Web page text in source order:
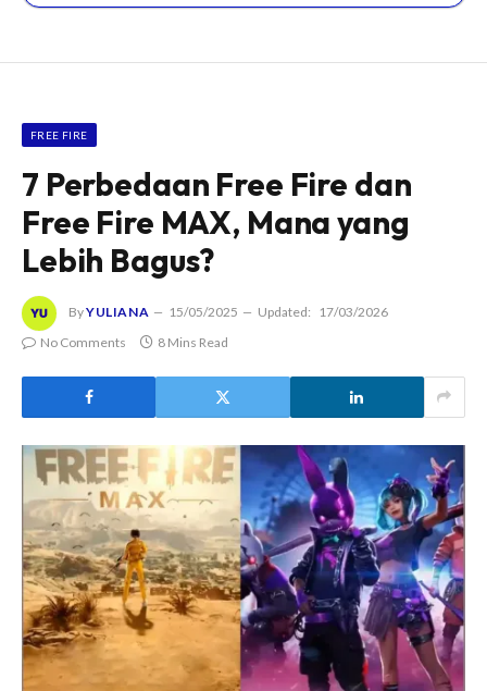
FREE FIRE
7 Perbedaan Free Fire dan
Free Fire MAX, Mana yang
Lebih Bagus?
ByYULIANA 15/05/2025 Updated:
17/03/2026
No Comments
8 Mins Read